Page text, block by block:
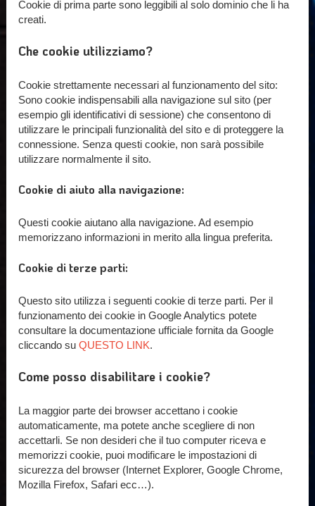
Cookie di prima parte sono leggibili al solo dominio che li ha
creati.
Che cookie utilizziamo?
Cookie strettamente necessari al funzionamento del sito:
Sono cookie indispensabili alla navigazione sul sito (per
esempio gli identificativi di sessione) che consentono di
utilizzare le principali funzionalità del sito e di proteggere la
connessione. Senza questi cookie, non sarà possibile
utilizzare normalmente il sito.
Cookie di aiuto alla navigazione:
Questi cookie aiutano alla navigazione. Ad esempio
memorizzano informazioni in merito alla lingua preferita.
Cookie di terze parti:
Questo sito utilizza i seguenti cookie di terze parti. Per il
funzionamento dei cookie in Google Analytics potete
consultare la documentazione ufficiale fornita da Google
cliccando suQUESTO LINK.
Come posso disabilitare i cookie?
La maggior parte dei browser accettano i cookie
automaticamente, ma potete anche scegliere di non
accettarli. Se non desideri che il tuo computer riceva e
memorizzi cookie, puoi modificare le impostazioni di
sicurezza del browser (Internet Explorer, Google Chrome,
Mozilla Firefox, Safari ecc…).